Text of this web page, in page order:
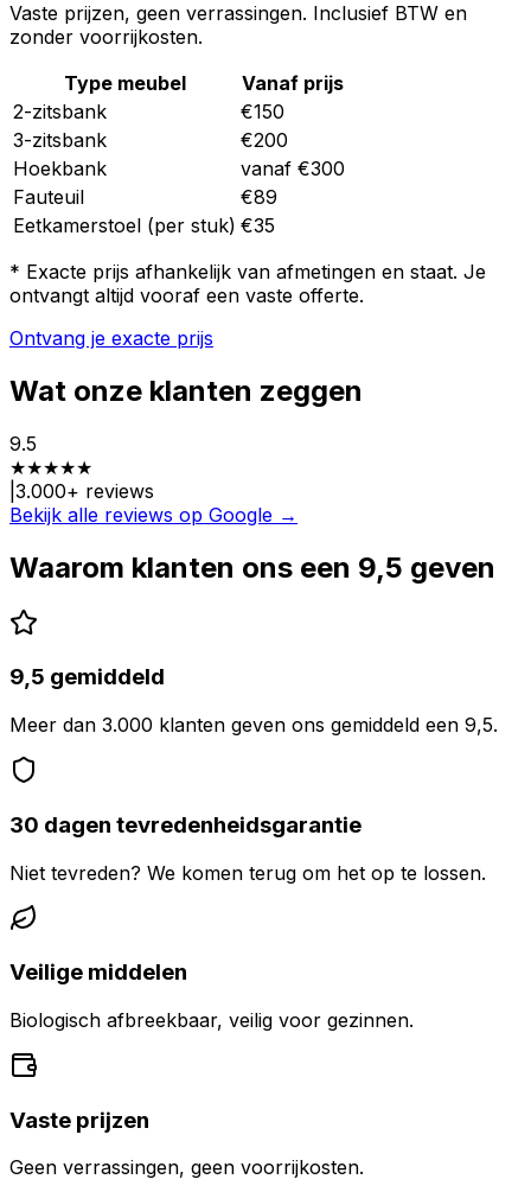
Vaste prijzen, geen verrassingen. Inclusief BTW en
zonder voorrijkosten.
Type meubel
Vanaf prijs
2-zitsbank
€150
3-zitsbank
€200
Hoekbank
vanaf €300
Fauteuil
€89
Eetkamerstoel (per stuk) €35
* Exacte prijs afhankelijk van afmetingen en staat. Je
ontvangt altijd vooraf een vaste offerte.
Ontvang je exacte prijs
Wat onze klanten zeggen
9.5
★★★★★
3.000+ reviews
Bekijk alle reviews op Google →
Waarom klanten ons een 9,5 geven
9,5 gemiddeld
Meer dan 3.000 klanten geven ons gemiddeld een 9,5.
30 dagen tevredenheidsgarantie
Niet tevreden? We komen terug om het op te lossen.
Veilige middelen
Biologisch afbreekbaar, veilig voor gezinnen.
Vaste prijzen
Geen verrassingen, geen voorrijkosten.